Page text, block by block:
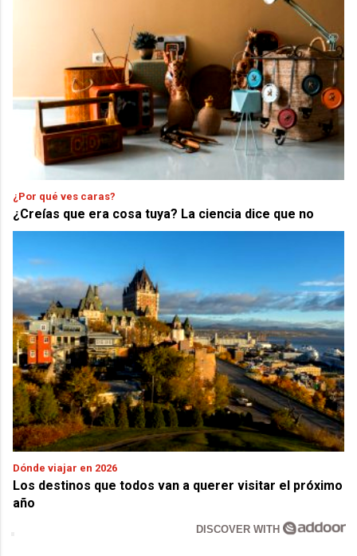
¿Por qué ves caras?
¿Creías que era cosa tuya? La ciencia dice que no
Dónde viajar en 2026
Los destinos que todos van a querer visitar el próximo
año
DISCOVER WITH